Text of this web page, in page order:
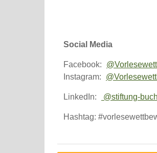
Social Media
Facebook:
Instagram:
LinkedIn: @stiftung-
Hashtag: